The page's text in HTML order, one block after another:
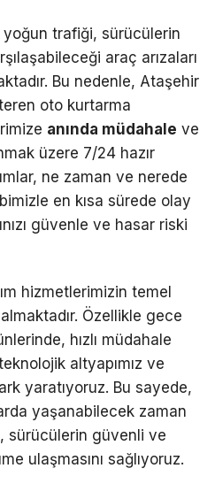
yoğun trafiği, sürücülerin
araç arızaları
Bu nedenle, Ataşehir
oto kurtarma
anında müdahale ve
üzere 7/24 hazır
ne zaman ve nerede
en kısa sürede olay
güvenle ve hasar riski
hizmetlerimizin temel
Özellikle gece
hızlı müdahale
altyapımız ve
yaratıyoruz. Bu sayede,
yaşanabilecek zaman
sürücülerin güvenli ve
ulaşmasını sağlıyoruz.